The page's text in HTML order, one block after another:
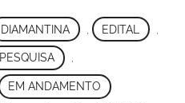
DIAMANTINA EDITAL
PESQUISA ,
EM ANDAMENTO